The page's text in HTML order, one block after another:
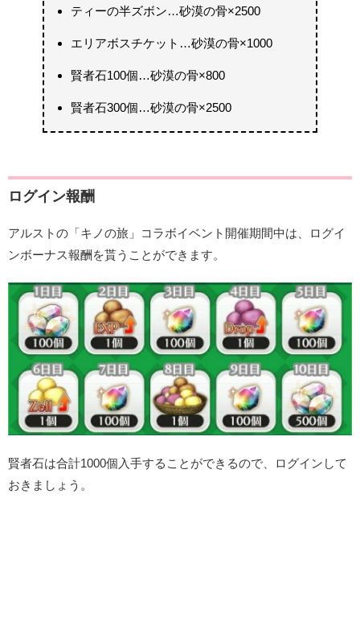
ティーの半ズボン…砂漠の骨×2500
エリアボスチケット…砂漠の骨×1000
賢者石100個…砂漠の骨×800
賢者石300個…砂漠の骨×2500
ログイン報酬
アルストの「キノの旅」コラボイベント開催期間中は、ログイ
ンボーナス報酬を貰うことができます。
賢者石は合計1000個入手することができるので、ログインして
おきましょう。